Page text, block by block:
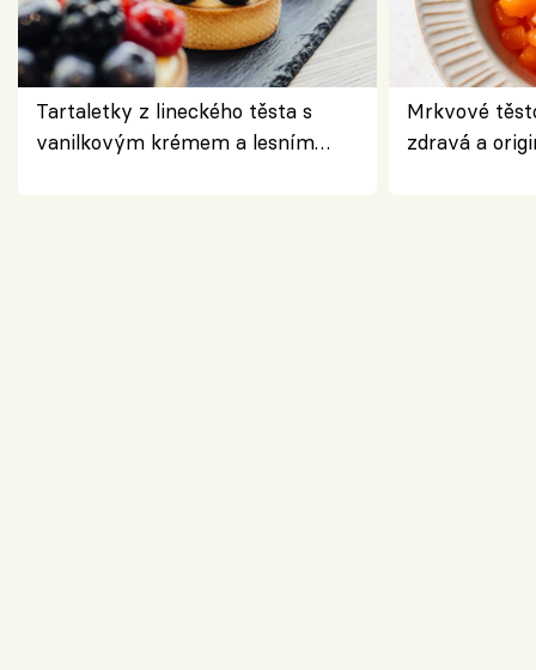
Tartaletky z lineckého těsta s
vanilkovým krémem a lesním
Mrkvové
zdravá a